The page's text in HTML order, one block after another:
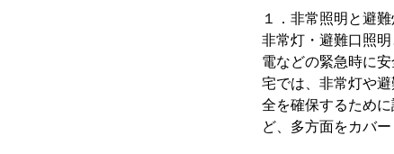
１．非常照明と避
非常灯・避難口照
電などの緊急時に
宅では、非常灯や
全を確保するため
ど、多方面をカバー